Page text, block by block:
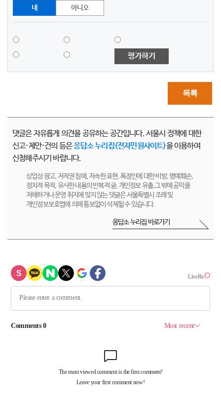
네 아니오
평가하기
목록
댓글은 자유롭게 의견을 공유하는 공간입니다. 서울시 정책에 대한
신고·제안·건의 등은응답소 누리집(전자민원사이트)을 이용하여
신청해주시기 바랍니다.
상업성 광고, 저작권 침해, 저속한 표현, 특정인에 대한 비방, 명예훼손,
정치적 목적, 유사한 내용의 반복적 글, 개인정보 유출,그 밖에 공익을
저해하거나 운영 취지에 맞지 않는 댓글은 서울특별시 조례 및
개인정보보호법에 의해 통보없이 삭제될 수 있습니다.
응답소 누리집 바로가기